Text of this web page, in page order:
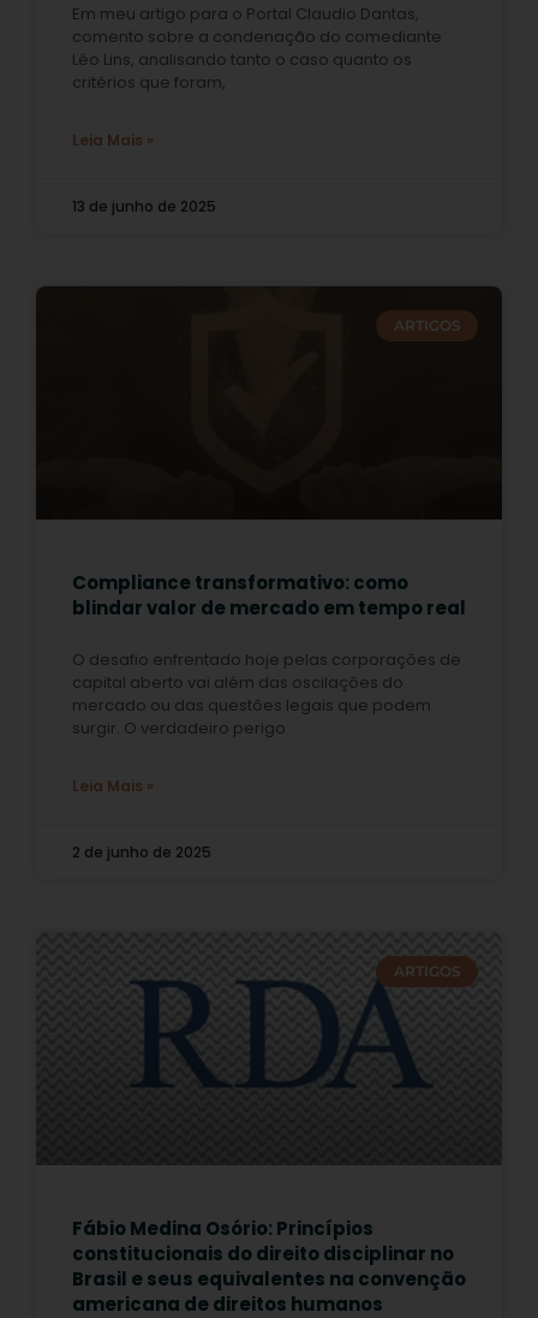
Em meu artigo para o Portal Claudio Dantas,
comento sobre a condenação do comediante
Léo Lins, analisando tanto o caso quanto os
critérios que foram,
Leia Mais »
13 de junho de 2025
ARTIGOS
Compliance transformativo: como
blindar valor de mercado em tempo real
O desafio enfrentado hoje pelas corporações de
capital aberto vai além das oscilações do
mercado ou das questões legais que podem
surgir. O verdadeiro perigo
Leia Mais »
2 de junho de 2025
ARTIGOS
Fábio Medina Osório: Princípios
constitucionais do direito disciplinar no
Brasil e seus equivalentes na convenção
americana de direitos humanos